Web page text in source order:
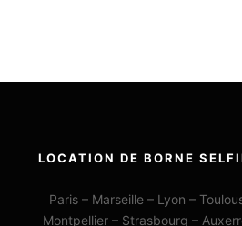
LOCATION DE BORNE
Paris – Marseille – Lyon –
Montpellier – Strasbourg –